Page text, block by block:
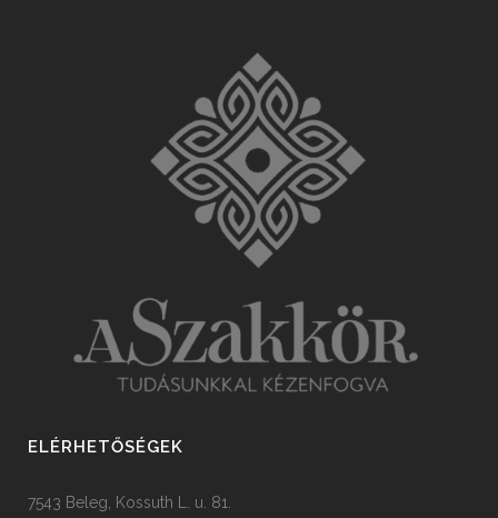
ELÉRHETŐSÉGEK
7543 Beleg, Kossuth L. u. 81.